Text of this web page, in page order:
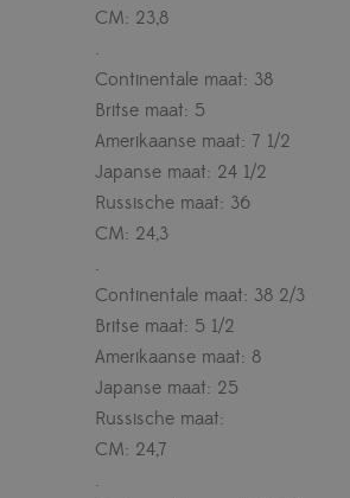
CM: 23,8
.
Continentale maat: 38
Britse maat: 5
Amerikaanse maat: 7 1/2
Japanse maat: 24 1/2
Russische maat: 36
CM: 24,3
.
Continentale maat: 38 2/3
Britse maat: 5 1/2
Amerikaanse maat: 8
Japanse maat: 25
Russische maat:
CM: 24,7
.